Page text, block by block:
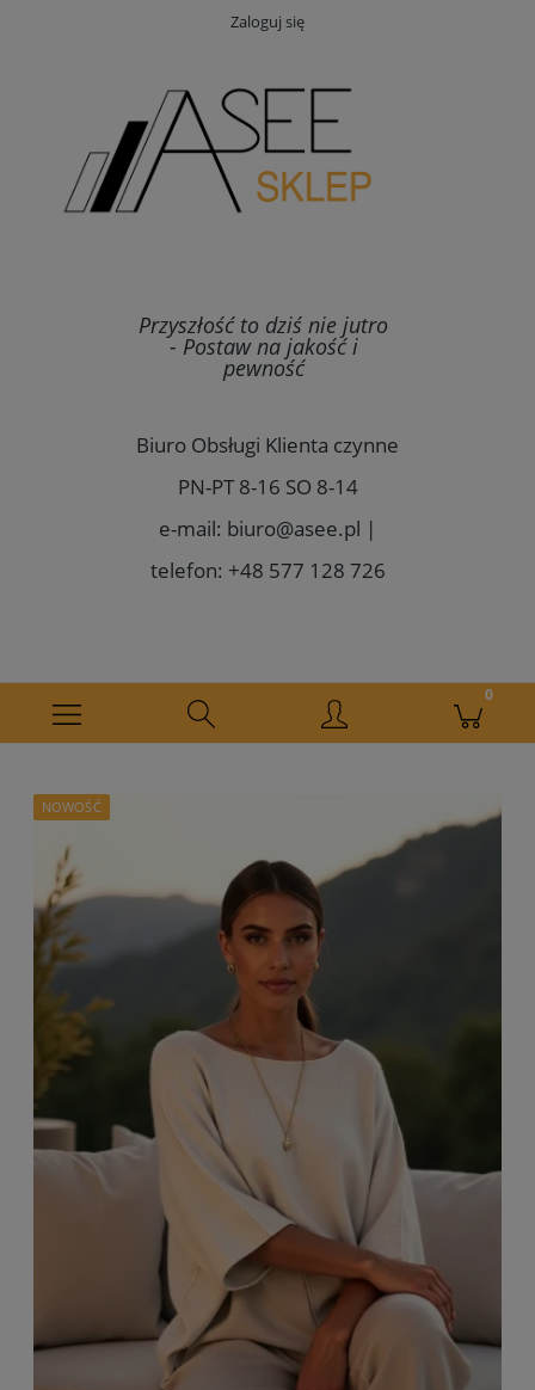
Zaloguj się
Przyszłość to dziś nie jutro
- Postaw na jakość i
pewność
Biuro Obsługi Klienta czynne
PN-PT 8-16 SO 8-14
e-mail: biuro@asee.pl |
telefon: +48 577 128 726
NOWOŚĆ